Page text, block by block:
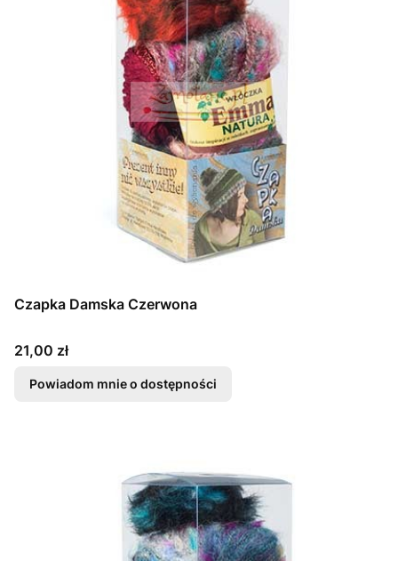
Czapka Damska Czerwona
Cena
21,00 zł
Powiadom mnie o dostępności